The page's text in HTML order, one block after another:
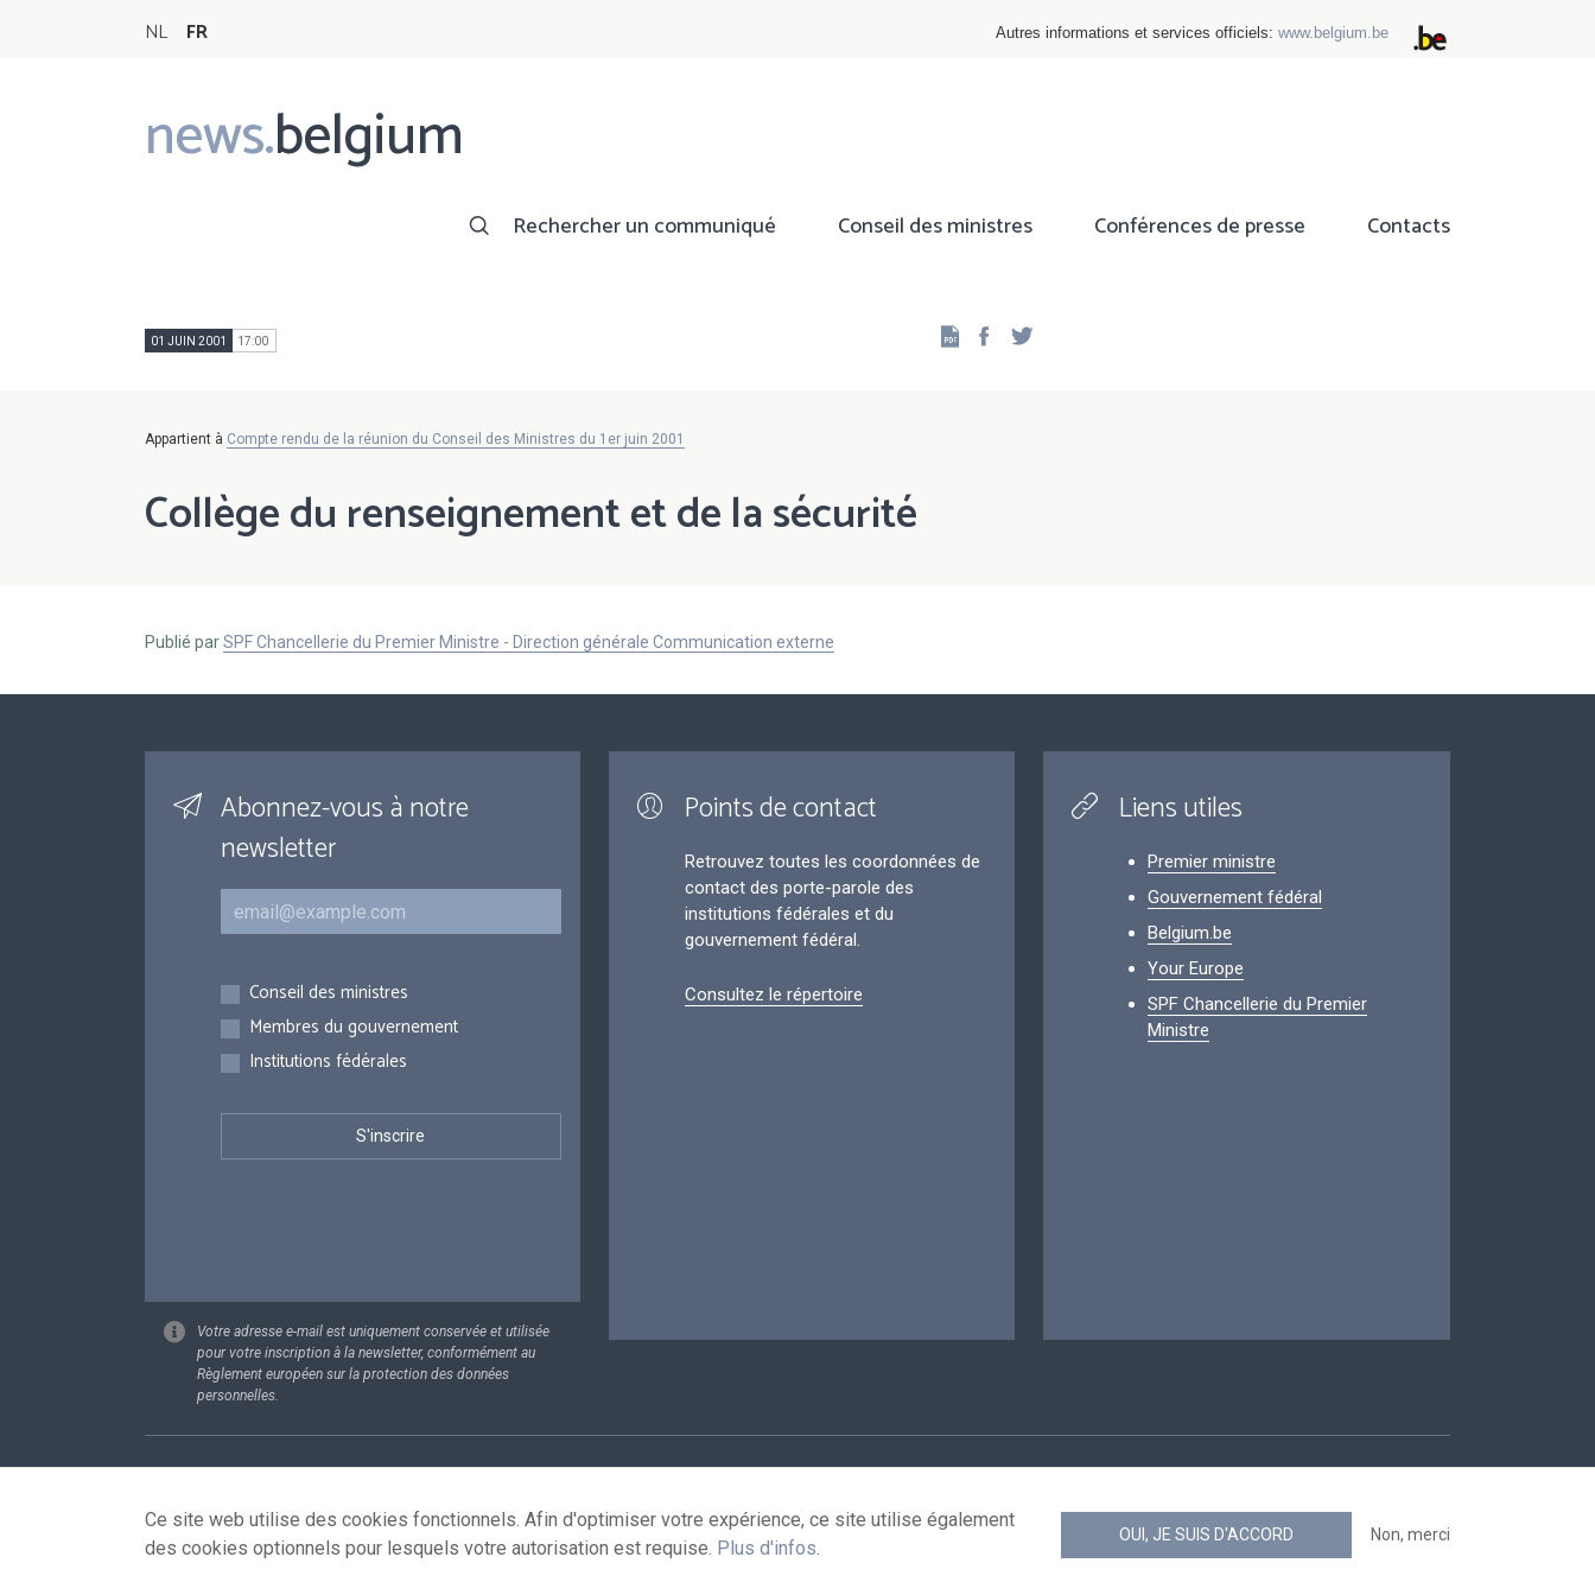
NL FR Autres informations et services officiels: www.belgium.be
news.belgium
Main
navigation
Rechercher un communiqué Conseil des ministres Conférences de presse Contacts
01 JUIN 2001 17:00 Facebook
Appartient à Compte rendu de la réunion du Conseil des Ministres du 1er juin 2001
Collège du renseignement et de la sécurité
Publié parSPF Chancellerie du Premier Ministre - Direction générale Communication externe
Abonnez-vous à notre
newsletter
Courriel
Inscriptions
Conseil des ministres
Membres du gouvernement
Institutions fédérales
Votre adresse e-mail est uniquement conservée et utilisée
pour votre inscription à la newsletter, conformément au
Règlement européen sur la protection des données
personnelles.
Points de contact
Retrouvez toutes les coordonnées de
contact des porte-parole des
institutions fédérales et du
gouvernement fédéral.
Consultez le répertoire
Liens utiles
Premier ministre
Gouvernement fédéral
Belgium.be
Your Europe
SPF Chancellerie du Premier
Ministre
Ce site web utilise des cookies fonctionnels. Afin d'optimiser votre expérience, ce site utilise également
des cookies optionnels pour lesquels votre autorisation est requise. Plus d'infos.
OUI, JE SUIS D'ACCORD Non, merci